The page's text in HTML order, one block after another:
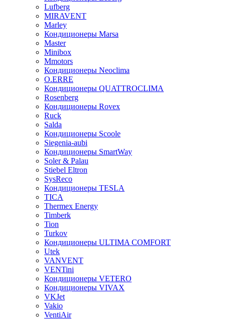
Lufberg
MIRAVENT
Marley
Кондиционеры Marsa
Master
Minibox
Mmotors
Кондиционеры Neoclima
O.ERRE
Кондиционеры QUATTROCLIMA
Rosenberg
Кондиционеры Rovex
Ruck
Salda
Кондиционеры Scoole
Siegenia-aubi
Кондиционеры SmartWay
Soler & Palau
Stiebel Eltron
SysReco
Кондиционеры TESLA
TICA
Thermex Energy
Timberk
Tion
Turkov
Кондиционеры ULTIMA COMFORT
Utek
VANVENT
VENTini
Кондиционеры VETERO
Кондиционеры VIVAX
VKJet
Vakio
VentiAir